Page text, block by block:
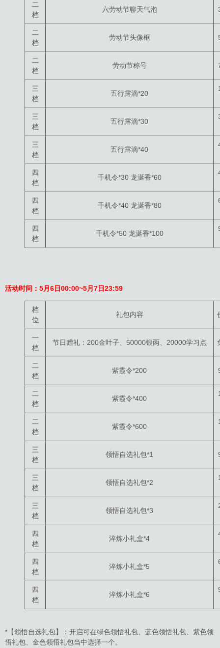
二
档
六劳动节聊天气泡
二
档
劳动节头像框
二
档
劳动节称号
三
档
五行露滴*20
三
档
五行露滴*30
三
档
五行露滴*40
四
档
千机令*30 龙涎香*60
四
档
千机令*40 龙涎香*80
四
档
千机令*50 龙涎香*100
活动时间：5月6日00:00~5月7日23:59
档
位
礼包内容
一
档
节日赠礼：200金叶子、50000银两、20000学习点
二
档
紫霞令*200
二
档
紫霞令*400
二
档
紫霞令*600
三
档
领悟自选礼包*1
三
档
领悟自选礼包*2
三
档
领悟自选礼包*3
四
档
淬炼小礼盒*4
四
档
淬炼小礼盒*5
四
档
淬炼小礼盒*6
*【领悟自选礼包】：开启可在绿色领悟礼包、蓝色领悟礼包、紫色领
悟礼包、金色领悟礼包当中选择一个。